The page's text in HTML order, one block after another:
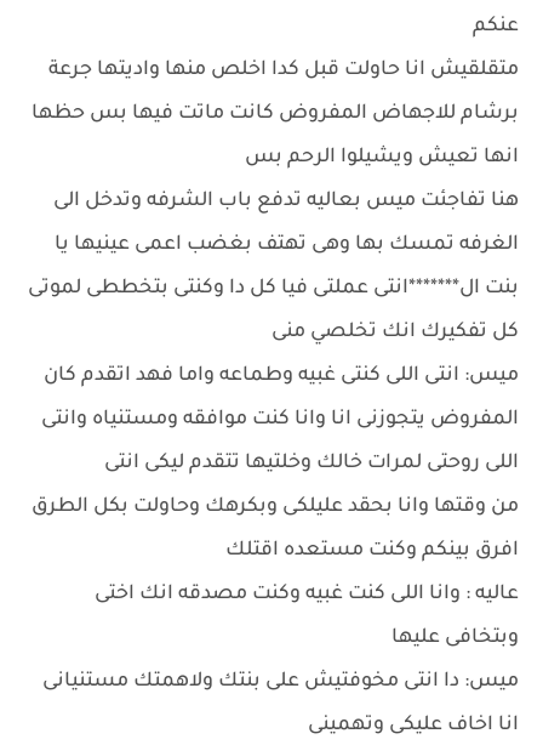
عنكم
متقلقيش انا حاولت قبل كدا اخلص منها واديتها جرعة
برشام للاجهاض المفروض كانت ماتت فيها بس حظها
انها تعيش ويشيلوا الرحم بس
هنا تفاجئت ميس بعاليه تدفع باب الشرفه وتدخل الى
الغرفه تمسك بها وهى تهتف بغضب اعمى عينيها يا
بنت ال*******انتى عملتى فيا كل دا وكنتى بتخططى لموتى
كل تفكيرك انك تخلصي منى
ميس: انتى اللى كنتى غبيه وطماعه واما فهد اتقدم كان
المفروض يتجوزنى انا وانا كنت موافقه ومستنياه وانتى
اللى روحتى لمرات خالك وخلتيها تتقدم ليكى انتى
من وقتها وانا بحقد عليلكى وبكرهك وحاولت بكل الطرق
افرق بينكم وكنت مستعده اقتلك
عاليه : وانا اللى كنت غبيه وكنت مصدقه انك اختى
وبتخافى عليها
ميس: دا انتى مخوفتيش على بنتك ولاهمتك مستنيانى
انا اخاف عليكى وتهمينى